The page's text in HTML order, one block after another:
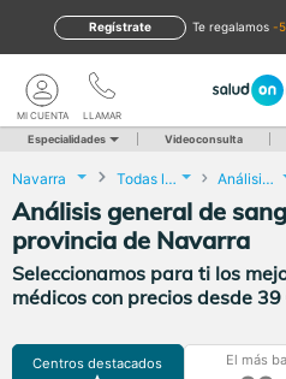
te regalamos -
Regístrate
LLAMAR
MI CUENTA
Especialidades Videoconsulta
Navarra Todas las localidades Análisis Clínicos
Análisis general de
provincia de Navarra
Seleccionamos para ti los
médicos con precios desde 39
Centros destacados El más